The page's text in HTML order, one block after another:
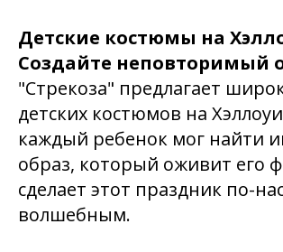
Детские костюмы на
Создайте неповторимый
"Стрекоза" предлагает
детских костюмов на
каждый ребенок мог найти
образ, который оживит его
сделает этот праздник по-
волшебным.